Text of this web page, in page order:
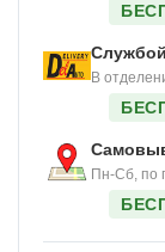
В
Пн-Сб, по